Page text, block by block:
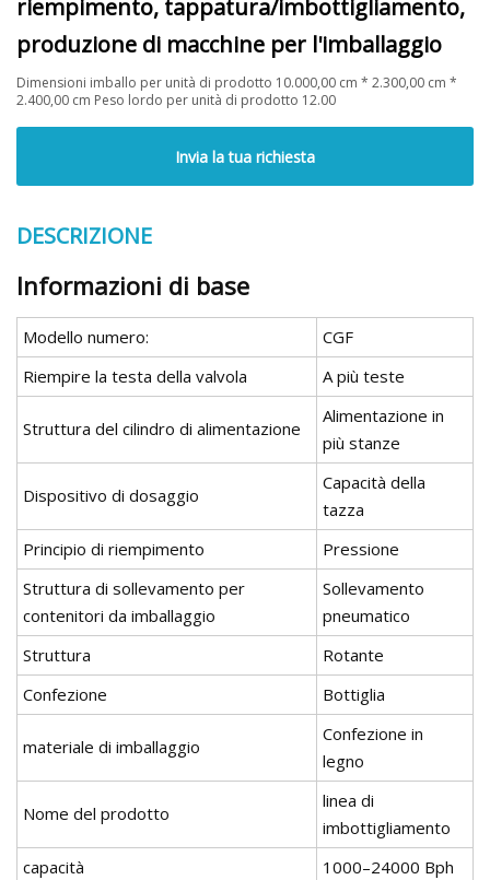
riempimento, tappatura/imbottigliamento,
produzione di macchine per l'imballaggio
Dimensioni imballo per unità di prodotto 10.000,00 cm * 2.300,00 cm *
2.400,00 cm Peso lordo per unità di prodotto 12.00
Invia la tua richiesta
DESCRIZIONE
Informazioni di base
Modello numero:
CGF
Riempire la testa della valvola
A più teste
Struttura del cilindro di alimentazione
Alimentazione in
più stanze
Dispositivo di dosaggio
Capacità della
tazza
Principio di riempimento
Pressione
Struttura di sollevamento per
contenitori da imballaggio
Sollevamento
pneumatico
Struttura
Rotante
Confezione
Bottiglia
materiale di imballaggio
Confezione in
legno
Nome del prodotto
linea di
imbottigliamento
capacità
1000–24000 Bph